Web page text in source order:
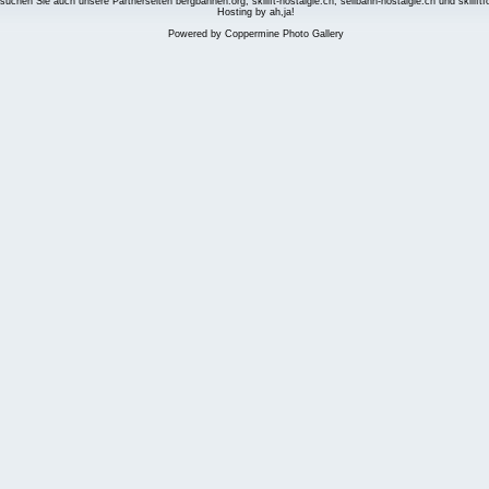
Hosting by ah,ja!
Powered by Coppermine Photo Gallery